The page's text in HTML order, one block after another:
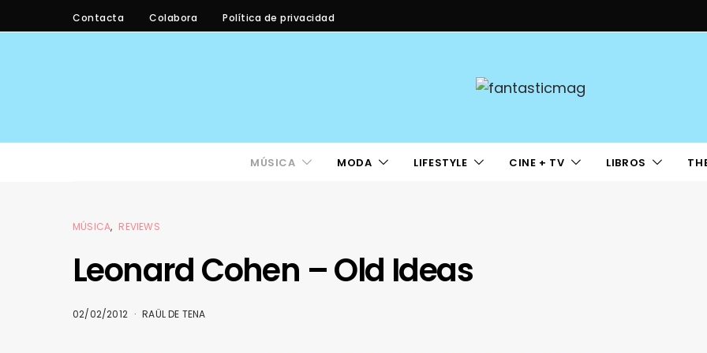
Contacta Colabora Política de privacidad
MÚSICA MODA LIFESTYLE CINE + TV LIBROS
MÚSICA REVIEWS
Leonard Cohen – Old Ideas
02/02/2012 RAÜL DE TENA